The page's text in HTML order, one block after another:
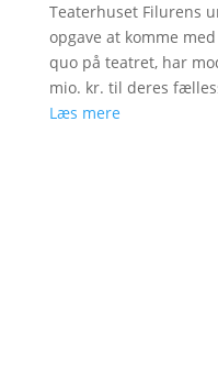
Teaterhuset Filurens
opgave at komme
quo på teatret, har
mio. kr. til deres
Læs mere